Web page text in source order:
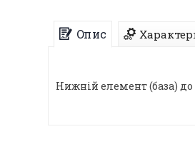
Опис
Нижній елемент (база) до